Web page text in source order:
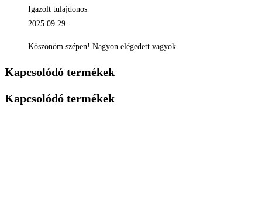
Igazolt tulajdonos
2025.09.29.
Köszönöm szépen! Nagyon elégedett vagyok.
Kapcsolódó termékek
Kapcsolódó termékek